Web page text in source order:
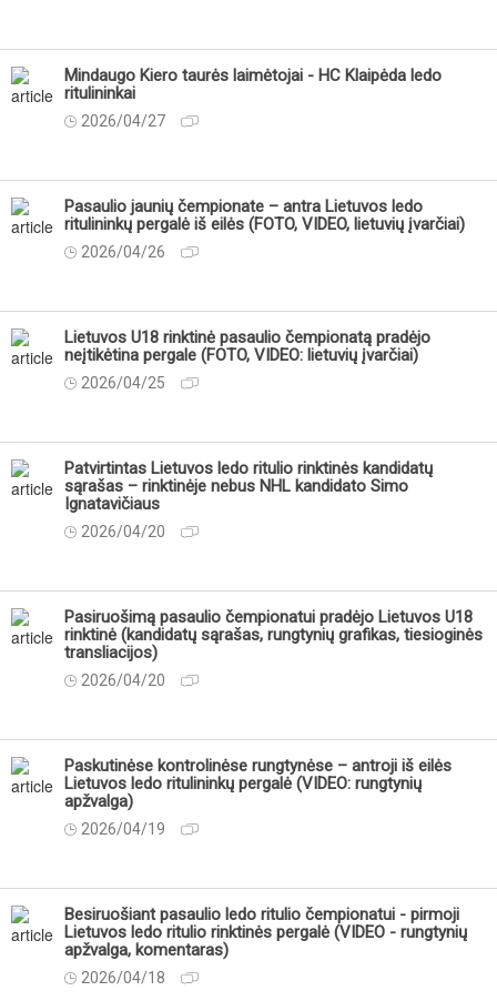
Mindaugo Kiero taurės laimėtojai - HC Klaipėda ledo
ritulininkai
2026/04/27
Pasaulio jaunių čempionate – antra Lietuvos ledo
ritulininkų pergalė iš eilės (FOTO, VIDEO, lietuvių įvarčiai)
2026/04/26
Lietuvos U18 rinktinė pasaulio čempionatą pradėjo
neįtikėtina pergale (FOTO, VIDEO: lietuvių įvarčiai)
2026/04/25
Patvirtintas Lietuvos ledo ritulio rinktinės kandidatų
sąrašas – rinktinėje nebus NHL kandidato Simo
Ignatavičiaus
2026/04/20
Pasiruošimą pasaulio čempionatui pradėjo Lietuvos U18
rinktinė (kandidatų sąrašas, rungtynių grafikas, tiesioginės
transliacijos)
2026/04/20
Paskutinėse kontrolinėse rungtynėse – antroji iš eilės
Lietuvos ledo ritulininkų pergalė (VIDEO: rungtynių
apžvalga)
2026/04/19
Besiruošiant pasaulio ledo ritulio čempionatui - pirmoji
Lietuvos ledo ritulio rinktinės pergalė (VIDEO - rungtynių
apžvalga, komentaras)
2026/04/18